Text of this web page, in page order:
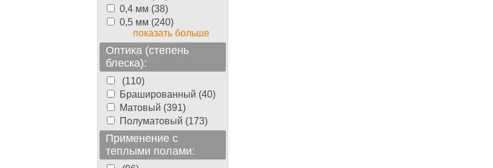
0,4 мм (38)
0,5 мм (240)
показать больше
Оптика (степень
блеска):
(110)
Брашированный (40)
Матовый (391)
Полуматовый (173)
Применение с
теплыми полами: